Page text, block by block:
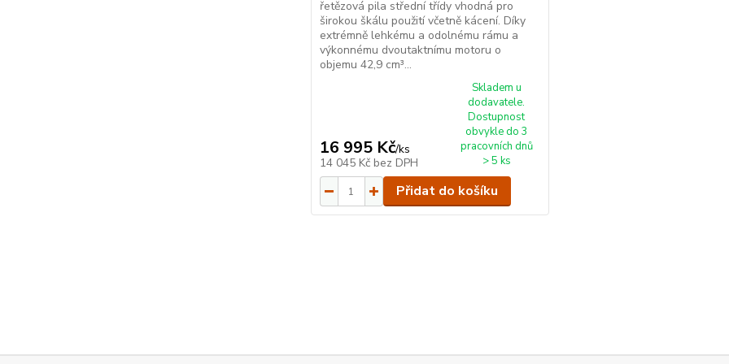
řetězová pila střední třídy vhodná pro
širokou škálu použití včetně kácení. Díky
extrémně lehkému a odolnému rámu a
výkonnému dvoutaktnímu motoru o
objemu 42,9 cm³...
16 995 Kč/ks
14 045 Kč bez DPH
Skladem u
dodavatele.
Dostupnost
obvykle do 3
pracovních dnů
> 5 ks
Přidat do košíku